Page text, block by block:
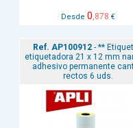
Desde 0,878 €
Ref. AP100912- **
etiquetadora 21 x 12 mm
adhesivo permanente
rectos 6 uds.